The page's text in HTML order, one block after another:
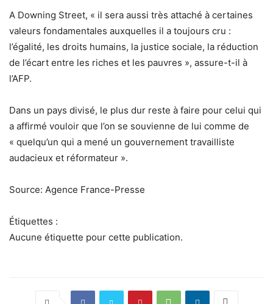
A Downing Street, « il sera aussi très attaché à certaines
valeurs fondamentales auxquelles il a toujours cru :
l’égalité, les droits humains, la justice sociale, la réduction
de l’écart entre les riches et les pauvres », assure-t-il à
l’AFP.
Dans un pays divisé, le plus dur reste à faire pour celui qui
a affirmé vouloir que l’on se souvienne de lui comme de
« quelqu’un qui a mené un gouvernement travailliste
audacieux et réformateur ».
Source: Agence France-Presse
Étiquettes :
Aucune étiquette pour cette publication.